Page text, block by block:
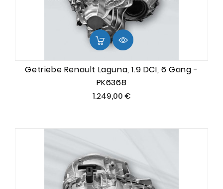
Getriebe Renault Laguna, 1.9 DCI, 6 Gang -
PK6368
1.249,00 €Preis